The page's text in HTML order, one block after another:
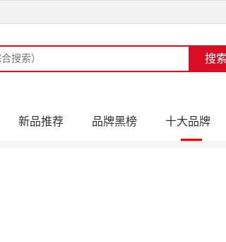
新品推荐 品牌黑榜 十大品牌